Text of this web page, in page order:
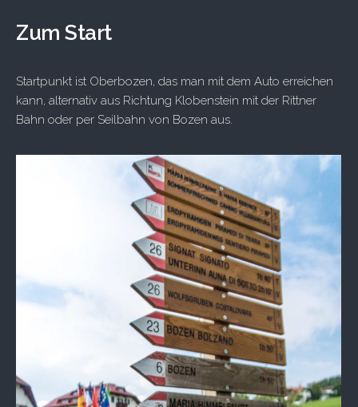
Zum Start
Startpunkt ist Oberbozen, das man mit dem Auto erreichen
kann, alternativ aus Richtung Klobenstein mit der Rittner
Bahn oder per Seilbahn von Bozen aus.